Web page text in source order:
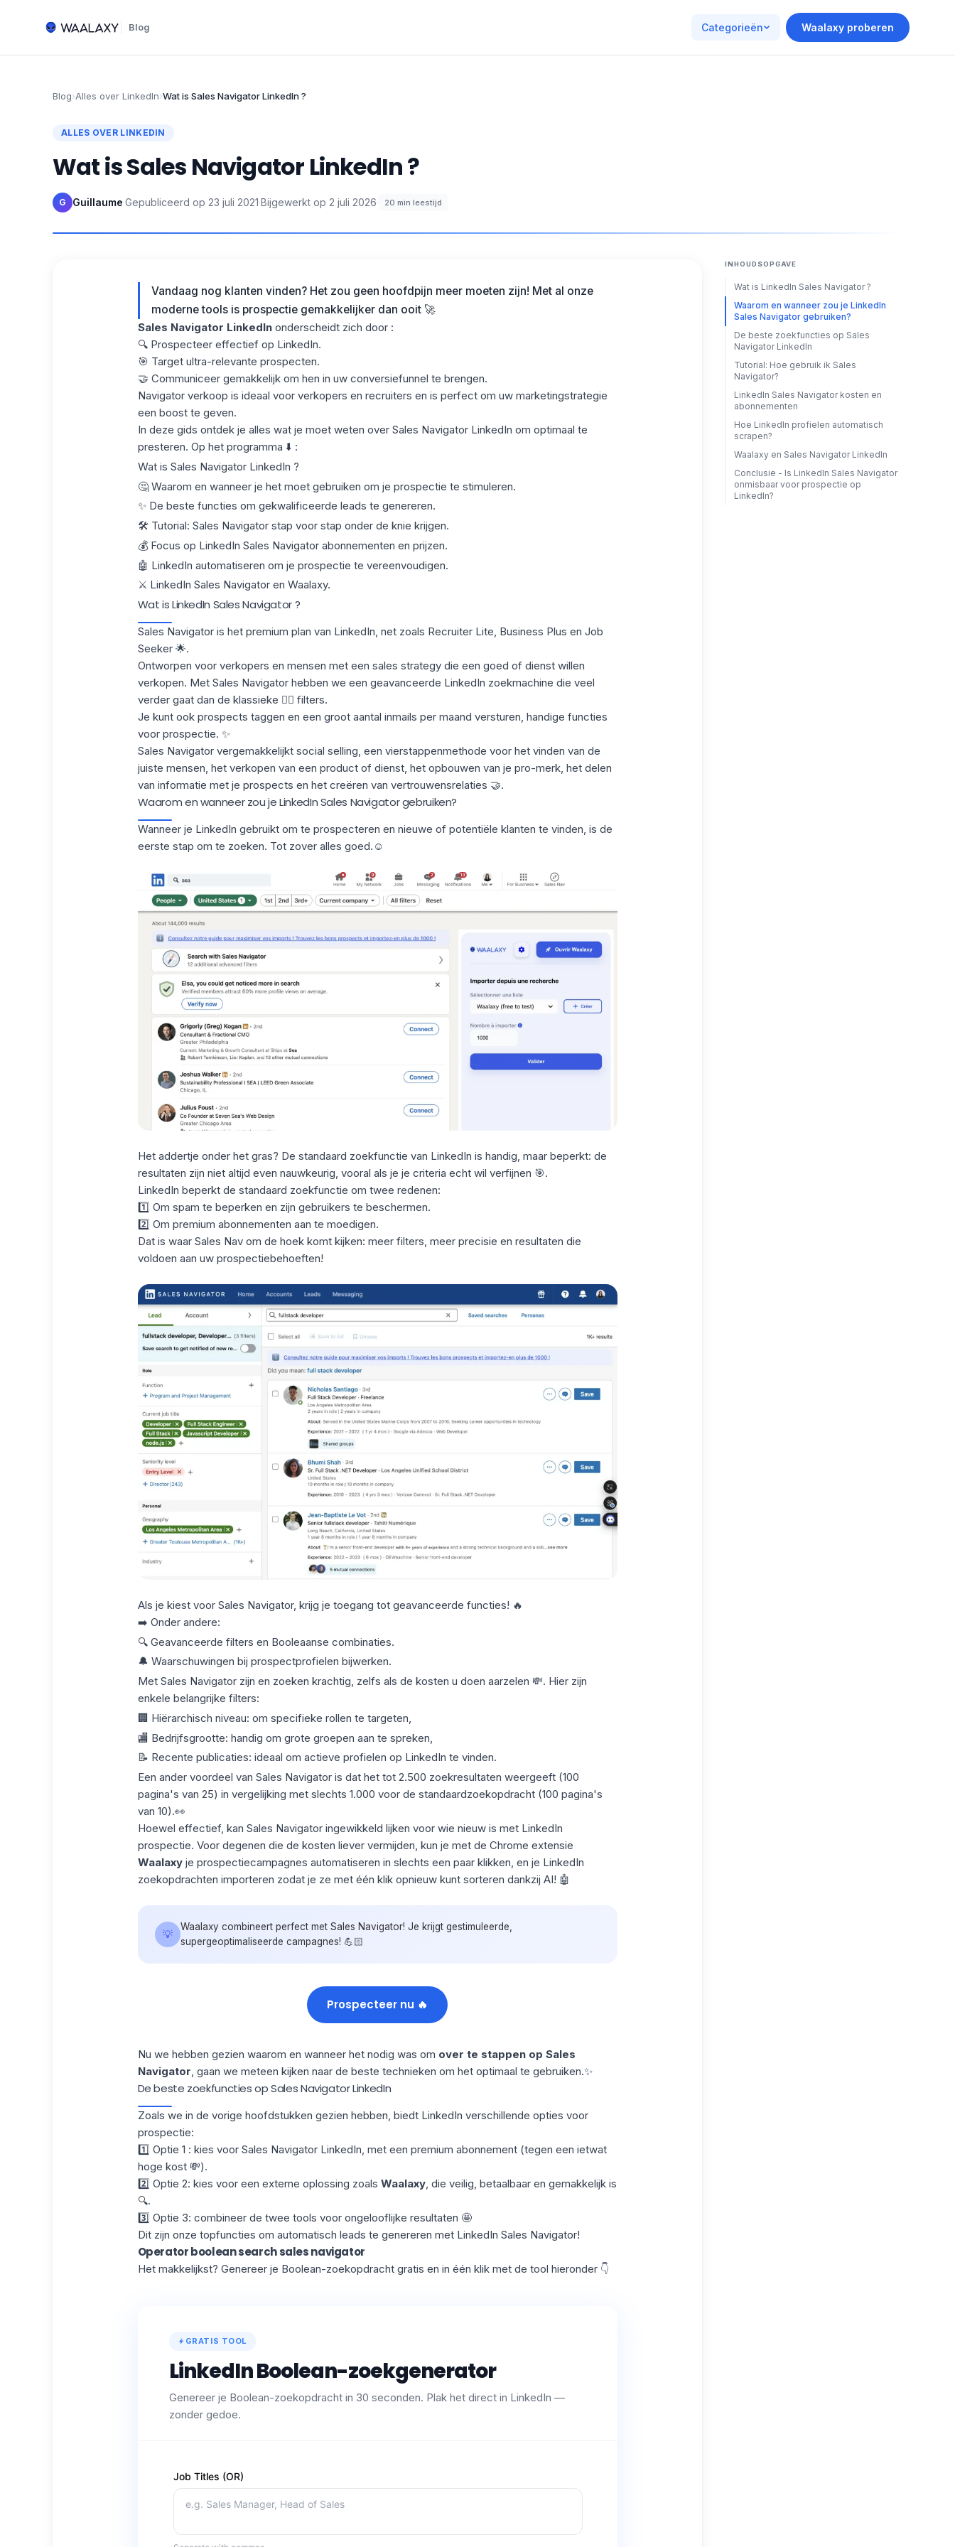
Blog Categorieën Waalaxy proberen
Blog›Alles over LinkedIn›Wat is Sales Navigator LinkedIn ?
ALLES OVER LINKEDIN
Wat is Sales Navigator LinkedIn ?
G Guillaume·Gepubliceerd op 23 juli 2021·Bijgewerkt op 2 juli 2026· 20 min leestijd
Vandaag nog klanten vinden? Het zou geen hoofdpijn meer moeten zijn! Met al onze
moderne tools is prospectie gemakkelijker dan ooit 🚀
Sales Navigator LinkedInonderscheidt zich door :
🔍 Prospecteer effectief op LinkedIn.
🎯 Target ultra-relevante prospecten.
🤝 Communiceer gemakkelijk om hen in uw conversiefunnel te brengen.
Navigator verkoop is ideaal voor verkopers en recruiters en is perfect om uw marketingstrategie
een boost te geven.
In deze gids ontdek je alles wat je moet weten over Sales Navigator LinkedIn om optimaal te
presteren. Op het programma ⬇️ :
Wat is Sales Navigator LinkedIn ?
🤔 Waarom en wanneer je het moet gebruiken om je prospectie te stimuleren.
✨ De beste functies om gekwalificeerde leads te genereren.
🛠️ Tutorial: Sales Navigator stap voor stap onder de knie krijgen.
💰 Focus op LinkedIn Sales Navigator abonnementen en prijzen.
🤖 LinkedIn automatiseren om je prospectie te vereenvoudigen.
⚔️ LinkedIn Sales Navigator en Waalaxy.
Wat is LinkedIn Sales Navigator ?
Sales Navigator is het premium plan van LinkedIn, net zoals Recruiter Lite, Business Plus en Job
Seeker 🌟.
Ontworpen voor verkopers en mensen met een sales strategydie een goed of dienst willen
verkopen. Met Sales Navigator hebben we een geavanceerde LinkedIn zoekmachine die veel
verder gaat dan de klassieke 🕵️‍♂️ filters.
Je kunt ook prospects taggen en een groot aantal inmails per maand versturen, handige functies
voor prospectie. ✨
Sales Navigator vergemakkelijktsocial selling, een vierstappenmethode voor het vinden van de
juiste mensen, het verkopen van een product of dienst, het opbouwen van je pro-merk, het delen
van informatie met je prospects en het creëren van vertrouwensrelaties 🤝.
Waarom en wanneer zou je LinkedIn Sales Navigator gebruiken?
Wanneer je LinkedIn gebruikt om te prospecteren en nieuwe of potentiële klanten te vinden, is de
eerste stap om te zoeken. Tot zover alles goed.☺️
Het addertje onder het gras? De standaard zoekfunctie van LinkedIn is handig, maar beperkt: de
resultaten zijn niet altijd even nauwkeurig, vooral als je je criteria echt wil verfijnen 🎯.
LinkedIn beperkt de standaard zoekfunctie om twee redenen:
1️⃣ Om spam te beperken en zijn gebruikers te beschermen.
2️⃣ Om premium abonnementen aan te moedigen.
Dat is waar Sales Nav om de hoek komt kijken: meer filters, meer precisie en resultaten die
voldoen aan uw prospectiebehoeften!
Als je kiest voor Sales Navigator, krijg je toegang tot geavanceerde functies! 🔥
➡️ Onder andere:
🔍 Geavanceerde filters en Booleaanse combinaties.
🔔 Waarschuwingen bij prospectprofielen bijwerken.
Met Sales Navigator zijn en zoeken krachtig, zelfs als de kosten u doen aarzelen 💸. Hier zijn
enkele belangrijke filters:
🏢 Hiërarchisch niveau: om specifieke rollen te targeten,
🏬 Bedrijfsgrootte: handig om grote groepen aan te spreken,
📝 Recente publicaties: ideaal om actieve profielen op LinkedIn te vinden.
Een ander voordeel van Sales Navigator is dat het tot 2.500 zoekresultaten weergeeft (100
pagina's van 25) in vergelijking met slechts 1.000 voor de standaardzoekopdracht (100 pagina's
van 10).👀
Hoewel effectief, kan Sales Navigator ingewikkeld lijken voor wie nieuw is met LinkedIn
prospectie. Voor degenen die de kosten liever vermijden, kun je met de Chrome extensie
Waalaxyje prospectiecampagnes automatiseren in slechts een paar klikken, en je LinkedIn
zoekopdrachten importeren zodat je ze met één klik opnieuw kunt sorteren dankzij AI! 🤖
💡
Waalaxy combineert perfect met Sales Navigator! Je krijgt gestimuleerde,
supergeoptimaliseerde campagnes! 💪🏻
Prospecteer nu 🔥
Nu we hebben gezien waarom en wanneer het nodig was om over te stappen op Sales
Navigator, gaan we meteen kijken naar de beste technieken om het optimaal te gebruiken.✨
De beste zoekfuncties op Sales NavigatorLinkedIn
Zoals we in de vorige hoofdstukken gezien hebben, biedt LinkedIn verschillende opties voor
prospectie:
1️⃣ Optie 1 : kies voor Sales Navigator LinkedIn, met een premium abonnement (tegen een ietwat
hoge kost 💸).
2️⃣ Optie 2: kies voor een externe oplossing zoals Waalaxy, die veilig, betaalbaar en gemakkelijk is
🔍.
3️⃣ Optie 3: combineer de twee tools voor ongelooflijke resultaten 🤩
Dit zijn onze topfuncties om automatisch leads te genereren met LinkedIn Sales Navigator!
Operator boolean search sales navigator​
Het makkelijkst? Genereer je Boolean-zoekopdracht gratis en in één klik met de tool hieronder 👇
GRATIS TOOL
LinkedIn Boolean-zoekgenerator
Genereer je Boolean-zoekopdracht in 30 seconden. Plak het direct in LinkedIn —
zonder gedoe.
INHOUDSOPGAVE
Wat is LinkedIn Sales Navigator ?
Waarom en wanneer zou je LinkedIn
Sales Navigator gebruiken?
De beste zoekfuncties op Sales
Navigator LinkedIn
Tutorial: Hoe gebruik ik Sales
Navigator?
LinkedIn Sales Navigator kosten en
abonnementen
Hoe LinkedIn profielen automatisch
scrapen?
Waalaxy en Sales Navigator LinkedIn
Conclusie - Is LinkedIn Sales Navigator
onmisbaar voor prospectie op
LinkedIn?